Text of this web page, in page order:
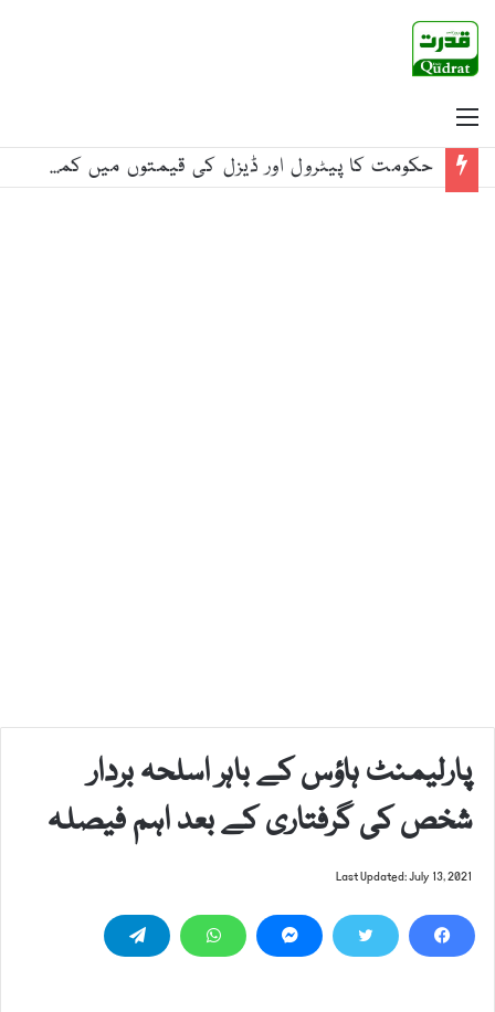
حکومت کا پیٹرول اور ڈیزل کی قیمتوں میں کمی کا اعلان
پارلیمنٹ ہاؤس کے باہر اسلحہ بردار
شخص کی گرفتاری کے بعد اہم فیصلہ
Last Updated: July 13, 2021